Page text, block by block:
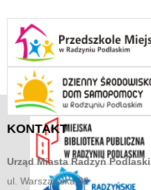
KONTAKT
Urząd MiastaRadzyń Podlaski
ul. Warszawska 32